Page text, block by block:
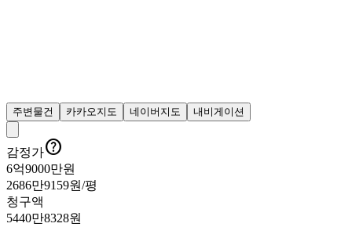
주변물건 카카오지도 네이버지도 내비게이션
감정가
6억9000만원
2686만9159원/평
청구액
5440만8328원